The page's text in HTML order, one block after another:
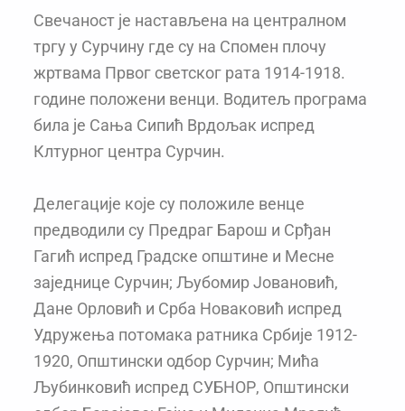
Свечаност је настављена на централном
тргу у Сурчину где су на Спомен плочу
жртвама Првог светског рата 1914-1918.
године положени венци. Водитељ програма
била је Сања Сипић Врдољак испред
Клтурног центра Сурчин.
Делегације које су положиле венце
предводили су Предраг Барош и Срђан
Гагић испред Градске општине и Месне
заједнице Сурчин; Љубомир Јовановић,
Дане Орловић и Срба Новаковић испред
Удружења потомака ратника Србије 1912-
1920, Општински одбор Сурчин; Мића
Љубинковић испред СУБНОР, Општински